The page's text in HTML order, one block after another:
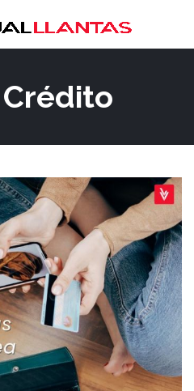
04 2023